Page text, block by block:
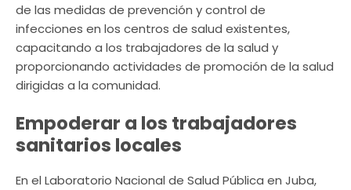
de las medidas de prevención y control de
infecciones en los centros de salud existentes,
capacitando a los trabajadores de la salud y
proporcionando actividades de promoción de la salud
dirigidas a la comunidad.
Empoderar a los trabajadores
sanitarios locales
En el Laboratorio Nacional de Salud Pública en Juba,